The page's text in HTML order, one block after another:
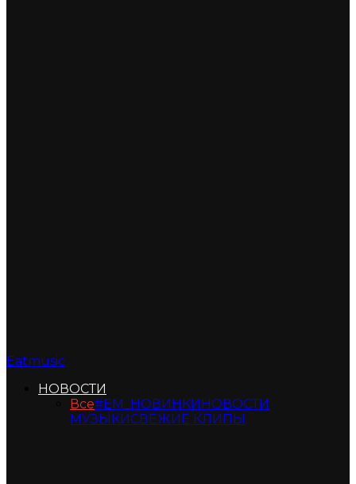
Eatmusic
НОВОСТИ
Все#ЕМ_НОВИНКИНОВОСТИ
МУЗЫКИСВЕЖИЕ КЛИПЫ